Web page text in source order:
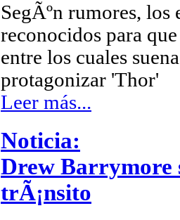
SegÃºn rumores, los
reconocidos para
entre los cuales
protagonizar 'Thor'
Leer más...
Noticia:
Drew Barrymore
trÃ¡nsito